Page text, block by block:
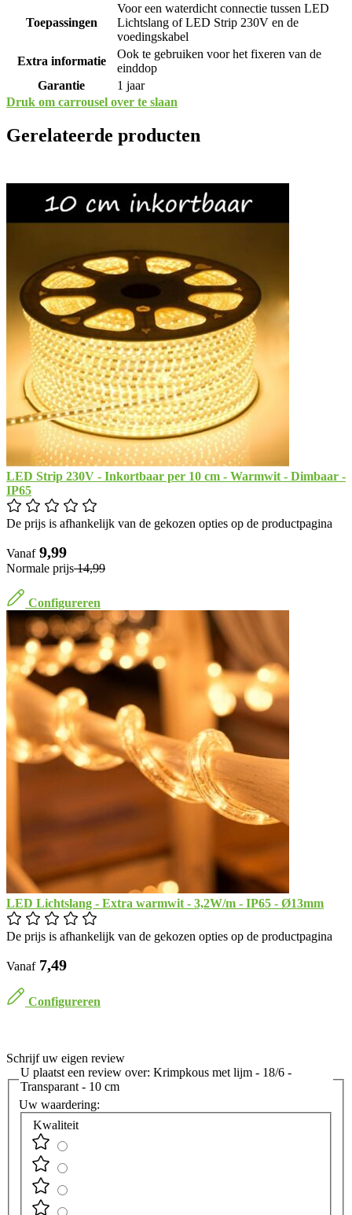
Toepassingen
Voor een waterdicht connectie tussen LED
Lichtslang of LED Strip 230V en de
voedingskabel
Extra informatie
Ook te gebruiken voor het fixeren van de
einddop
Garantie
1 jaar
Druk om carrousel over te slaan
Gerelateerde producten
LED Strip 230V - Inkortbaar per 10 cm - Warmwit - Dimbaar -
IP65
De prijs is afhankelijk van de gekozen opties op de productpagina
Vanaf​ 9,99
Normale prijs​ 14,99
Configureren
LED Lichtslang - Extra warmwit - 3,2W/m - IP65 - Ø13mm
De prijs is afhankelijk van de gekozen opties op de productpagina
Vanaf​ 7,49
Configureren
Schrijf uw eigen review
U plaatst een review over: Krimpkous met lijm - 18/6 -
Transparant - 10 cm
Uw waardering:
Kwaliteit